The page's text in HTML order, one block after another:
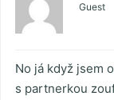
Guest
No já když jsem
s partnerkou